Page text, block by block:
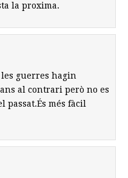
la proxima.
guerres hagin
al contrari però no es
passat.És més fàcil